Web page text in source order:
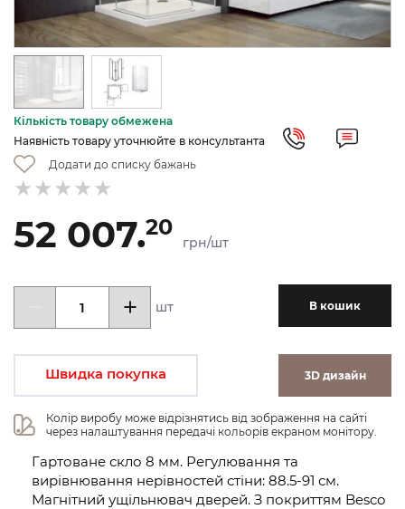
Кількість товару обмежена
Наявність товару уточнюйте в консультанта
Додати до списку бажань
52 007.20
грн/шт
шт В кошик
Швидка покупка 3D дизайн
Колір виробу може відрізнятись від зображення на сайті
через налаштування передачі кольорів екраном монітору.
Гартоване скло 8 мм. Регулювання та
вирівнювання нерівностей стіни: 88.5-91 см.
Магнітний ущільнювач дверей. З покриттям Besco